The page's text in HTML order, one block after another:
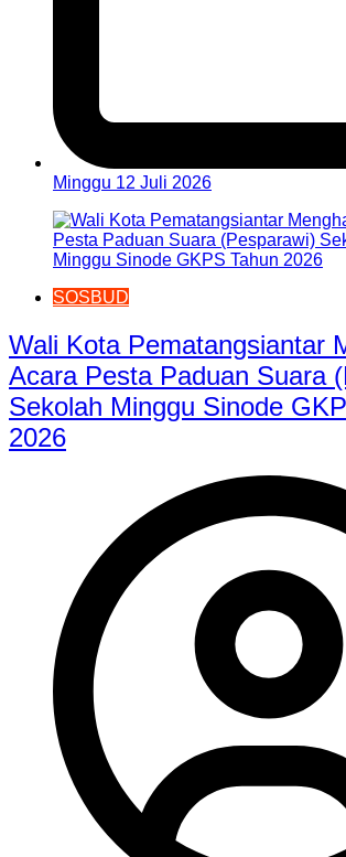
Minggu 12 Juli 2026
SOSBUD
Wali Kota Pematangsiantar
Acara Pesta Paduan Suara
Sekolah Minggu Sinode
2026